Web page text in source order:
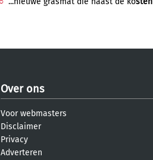
Over ons
Voor webmasters
Disclaimer
Privacy
Adverteren